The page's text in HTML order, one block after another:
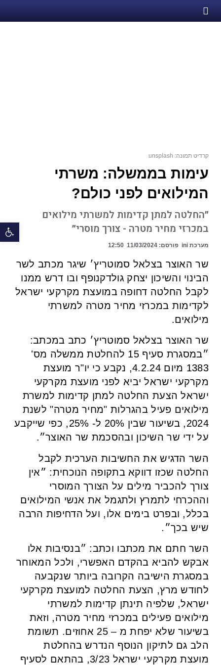
קרדיט תמונה: unsplash
עימות בממשלה: משרתי
המילואים לפני כולם?
״החלטה למתן קדימות למשרתי מילואים
במכרזי מחיר מטרה - צורך מוסרי״
מערכת ini פורסם: 12:50
שר האוצר בצלאל סמוטריץ׳ שיגר מכתב לשר
הבינוי והשיכון יצחק גולדקנופף ובו דרש ממנו
לקבל החלטה דחופה במועצת מקרקעי ישראל
לקדימות במכרזי מחיר מטרה למשרתי
מילואים.
שר האוצר בצלאל סמוטריץ׳ כתב במכתב:
״במסגרת סעיף 15 להחלטת ממשלה מס'
1383 מיום 4.2.24, נקבע כי יו"ר מועצת
מקרקעי ישראל יביא לפני מועצת מקרקעי
ישראל הצעת החלטה למתן קדימות למשרת
מילואים פעיל בהגרלות "מחיר מטרה" לשנת
2024, בשיעור שבין 20% ל- 25%, כפי שייקבע
על ידי שר השיכון ובהסכמת שר האוצר״.
השר הדגיש את החשיבות הערכית לקבל
החלטה שכזו דווקא בתקופה הנוכחית: ״אין
צורך להכביר מילים על הצורך המוסרי
וההכרחי לתמרץ ולתגמל את אנשי המילואים
בכלל, ובפרט בימים אלו, ועל הדחיפות הרבה
שיש בכך״.
השר חתם את מכתבו וכתב: ״בנסיבות אלו
אבקש להביא בהקדם האפשרי, ולכל המאוחר
במסגרת הישיבה הקרובה ביותר שנקבעה
לחודש מרץ, הצעת החלטה למועצת מקרקעי
ישראל, שלפיה תינתן קדימות למשרתי
מילואים פעילים במכרזי מחיר מטרה, וזאת
בשיעור שלא יפחת מ – 25 אחוזים. תשומת
הלב גם לתיקון הנוסף הנדרש בהחלטת
מועצת מקרקעי ישראל 3/23, בהתאם לסעיף